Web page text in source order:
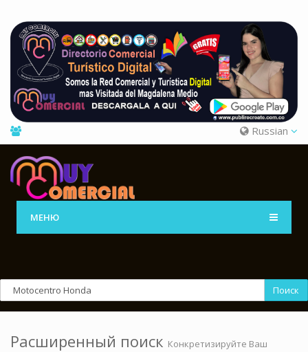
Russian
МЕНЮ
Поиск
Расширенный поиск Конкретизируйте Ваш